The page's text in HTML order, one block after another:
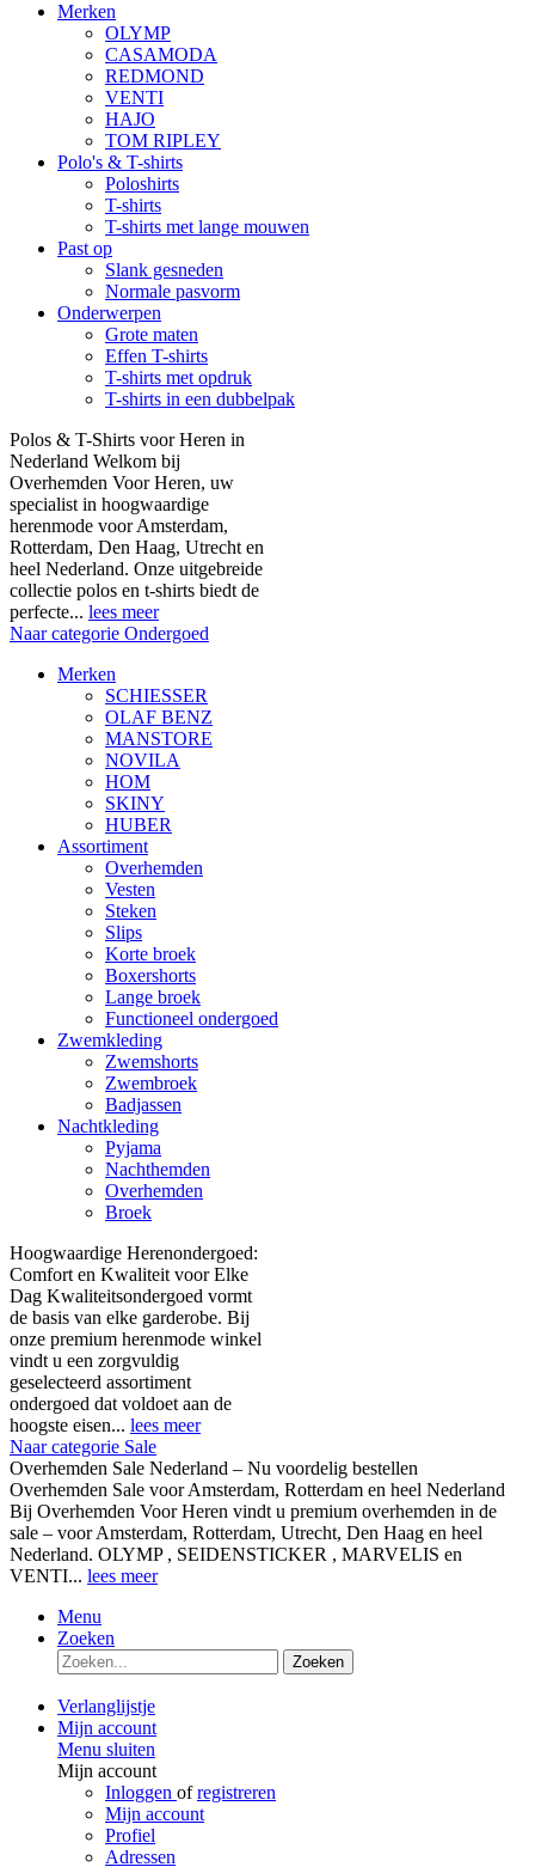
Merken
OLYMP
CASAMODA
REDMOND
VENTI
HAJO
TOM RIPLEY
Polo's & T-shirts
Poloshirts
T-shirts
T-shirts met lange mouwen
Past op
Slank gesneden
Normale pasvorm
Onderwerpen
Grote maten
Effen T-shirts
T-shirts met opdruk
T-shirts in een dubbelpak
Polos & T-Shirts voor Heren in
Nederland Welkom bij
Overhemden Voor Heren, uw
specialist in hoogwaardige
herenmode voor Amsterdam,
Rotterdam, Den Haag, Utrecht en
heel Nederland. Onze uitgebreide
collectie polos en t-shirts biedt de
perfecte... lees meer
Naar categorie Ondergoed
Merken
SCHIESSER
OLAF BENZ
MANSTORE
NOVILA
HOM
SKINY
HUBER
Assortiment
Overhemden
Vesten
Steken
Slips
Korte broek
Boxershorts
Lange broek
Functioneel ondergoed
Zwemkleding
Zwemshorts
Zwembroek
Badjassen
Nachtkleding
Pyjama
Nachthemden
Overhemden
Broek
Hoogwaardige Herenondergoed:
Comfort en Kwaliteit voor Elke
Dag Kwaliteitsondergoed vormt
de basis van elke garderobe. Bij
onze premium herenmode winkel
vindt u een zorgvuldig
geselecteerd assortiment
ondergoed dat voldoet aan de
hoogste eisen... lees meer
Naar categorie Sale
Overhemden Sale Nederland – Nu voordelig bestellen
Overhemden Sale voor Amsterdam, Rotterdam en heel Nederland
Bij Overhemden Voor Heren vindt u premium overhemden in de
sale – voor Amsterdam, Rotterdam, Utrecht, Den Haag en heel
Nederland. OLYMP , SEIDENSTICKER , MARVELIS en
VENTI... lees meer
Menu
Zoeken
Zoeken
Verlanglijstje
Mijn account
Menu sluiten
Mijn account
Inloggen ofregistreren
Mijn account
Profiel
Adressen